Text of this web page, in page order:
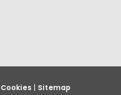
Cookies | Sitemap